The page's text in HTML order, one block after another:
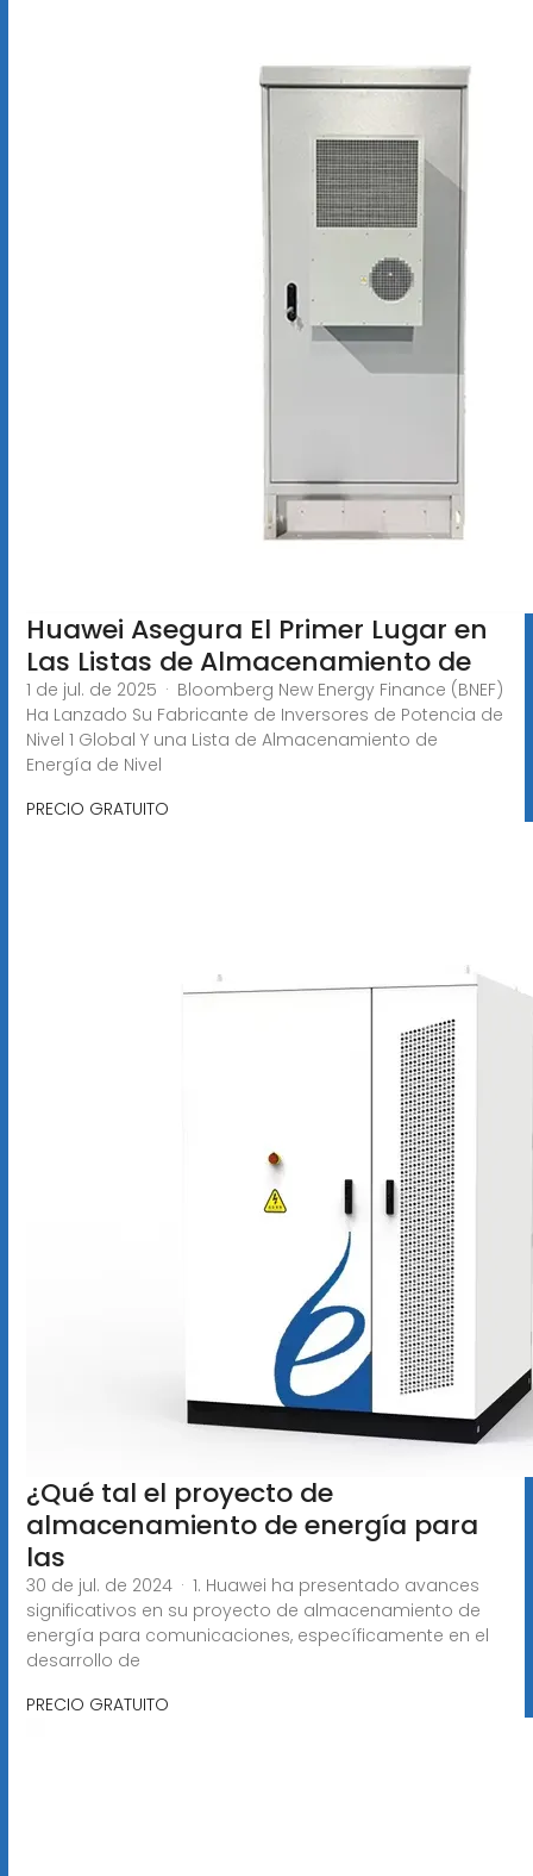
Huawei Asegura El Primer Lugar en
Las Listas de Almacenamiento de
1 de jul. de 2025 · Bloomberg New Energy Finance (BNEF)
Ha Lanzado Su Fabricante de Inversores de Potencia de
Nivel 1 Global Y una Lista de Almacenamiento de
Energía de Nivel
PRECIO GRATUITO
¿Qué tal el proyecto de
almacenamiento de energía para
las
30 de jul. de 2024 · 1. Huawei ha presentado avances
significativos en su proyecto de almacenamiento de
energía para comunicaciones, específicamente en el
desarrollo de
PRECIO GRATUITO